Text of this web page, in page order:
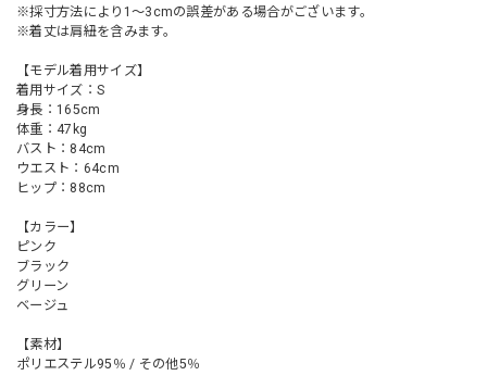
※採寸方法により1～3cmの誤差がある場合がございます。
※着丈は肩紐を含みます。
【モデル着用サイズ】
着用サイズ：S
身長：165cm
体重：47kg
バスト：84cm
ウエスト：64cm
ヒップ：88cm
【カラー】
ピンク
ブラック
グリーン
ベージュ
【素材】
ポリエステル95％ / その他5％